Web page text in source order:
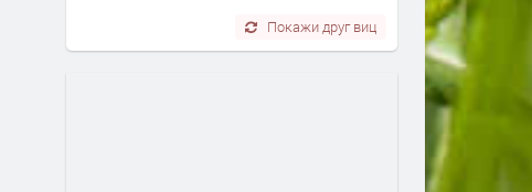
Покажи друг виц